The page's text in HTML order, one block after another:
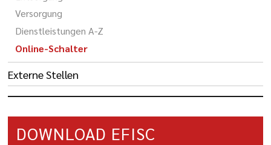
Versorgung
Dienstleistungen A-Z
Online-Schalter
Externe Stellen
DOWNLOAD EFISC